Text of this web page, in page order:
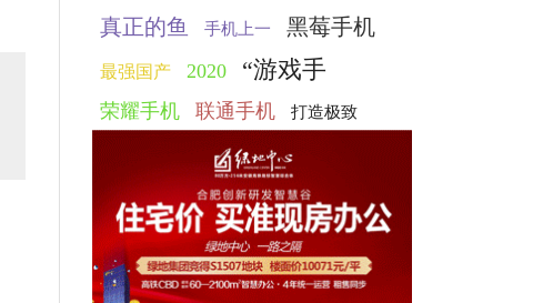
真正的鱼 手机上一 黑莓手机
最强国产 2020 “游戏手
荣耀手机 联通手机 打造极致